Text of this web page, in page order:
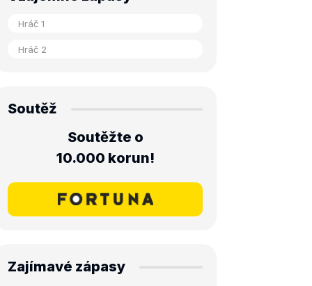
Soutěž
Soutěžte o
10.000 korun!
Zajímavé zápasy